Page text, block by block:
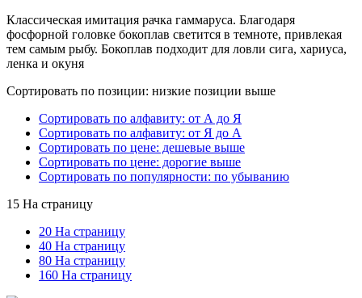
Классическая имитация рачка гаммаруса. Благодаря
фосфорной головке бокоплав светится в темноте, привлекая
тем самым рыбу. Бокоплав подходит для ловли сига, хариуса,
ленка и окуня
Сортировать по позиции: низкие позиции выше
Сортировать по алфавиту: от А до Я
Сортировать по алфавиту: от Я до А
Сортировать по цене: дешевые выше
Сортировать по цене: дорогие выше
Сортировать по популярности: по убыванию
15 На страницу
20 На страницу
40 На страницу
80 На страницу
160 На страницу